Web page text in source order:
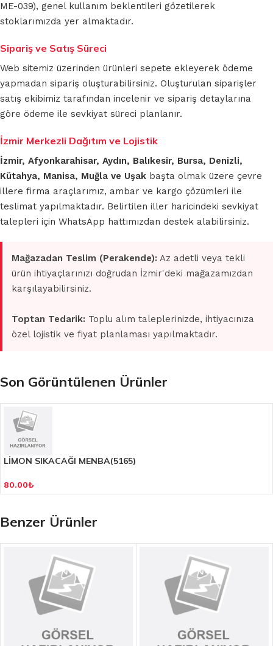
ME-039), genel kullanım beklentileri gözetilerek
stoklarımızda yer almaktadır.
Sipariş ve Satış Süreci
Web sitemiz üzerinden ürünleri sepete ekleyerek ödeme
yapmadan sipariş oluşturabilirsiniz. Oluşturulan siparişler
satış ekibimiz tarafından incelenir ve sipariş detaylarına
göre ödeme ile sevkiyat süreci planlanır.
İzmir Merkezli Dağıtım ve Lojistik
İzmir, Afyonkarahisar, Aydın, Balıkesir, Bursa, Denizli,
Kütahya, Manisa, Muğla ve Uşak başta olmak üzere çevre
illere firma araçlarımız, ambar ve kargo çözümleri ile
teslimat yapılmaktadır. Belirtilen iller haricindeki sevkiyat
talepleri için WhatsApp hattımızdan destek alabilirsiniz.
Mağazadan Teslim (Perakende): Az adetli veya tekli
ürün ihtiyaçlarınızı doğrudan İzmir'deki mağazamızdan
karşılayabilirsiniz.
Toptan Tedarik: Toplu alım taleplerinizde, ihtiyacınıza
özel lojistik ve fiyat planlaması yapılmaktadır.
Son Görüntülenen Ürünler
LİMON SIKACAĞI MENBA(5165)
80.00₺
Benzer Ürünler